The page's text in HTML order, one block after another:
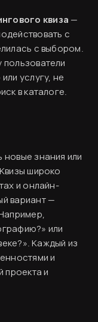
квиза —
с
с выбором.
услугу, не
в каталоге.
знания или
широко
и онлайн-
вариант —
или
Каждый из
и
проекта и